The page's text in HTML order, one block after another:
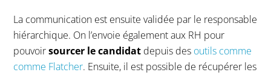
La communication est ensuite validée par le responsable
hiérarchique. On l’envoie également aux RH pour
pouvoirsourcer le candidat depuis des outils comme
comme Flatcher. Ensuite, il est possible de récupérer les